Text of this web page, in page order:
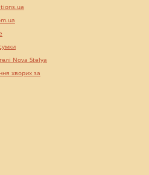
Nova Stelya
хворих за